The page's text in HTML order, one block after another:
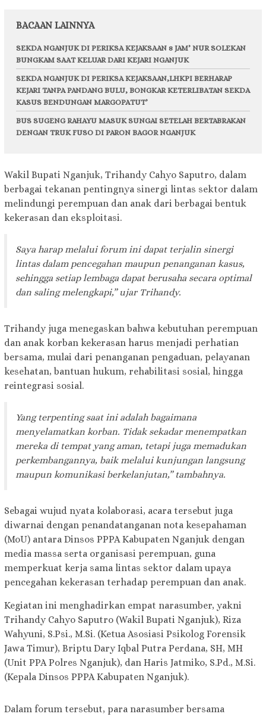
BACAAN LAINNYA
SEKDA NGANJUK DI PERIKSA KEJAKSAAN 8 JAM’ NUR SOLEKAN
BUNGKAM SAAT KELUAR DARI KEJARI NGANJUK
SEKDA NGANJUK DI PERIKSA KEJAKSAAN,LHKPI BERHARAP
KEJARI TANPA PANDANG BULU, BONGKAR KETERLIBATAN SEKDA
KASUS BENDUNGAN MARGOPATUT’
BUS SUGENG RAHAYU MASUK SUNGAI SETELAH BERTABRAKAN
DENGAN TRUK FUSO DI PARON BAGOR NGANJUK
Wakil Bupati Nganjuk, Trihandy Cahyo Saputro, dalam
berbagai tekanan pentingnya sinergi lintas sektor dalam
melindungi perempuan dan anak dari berbagai bentuk
kekerasan dan eksploitasi.
Saya harap melalui forum ini dapat terjalin sinergi
lintas dalam pencegahan maupun penanganan kasus,
sehingga setiap lembaga dapat berusaha secara optimal
dan saling melengkapi,” ujar Trihandy.
Trihandy juga menegaskan bahwa kebutuhan perempuan
dan anak korban kekerasan harus menjadi perhatian
bersama, mulai dari penanganan pengaduan, pelayanan
kesehatan, bantuan hukum, rehabilitasi sosial, hingga
reintegrasi sosial.
Yang terpenting saat ini adalah bagaimana
menyelamatkan korban. Tidak sekadar menempatkan
mereka di tempat yang aman, tetapi juga memadukan
perkembangannya, baik melalui kunjungan langsung
maupun komunikasi berkelanjutan,” tambahnya.
Sebagai wujud nyata kolaborasi, acara tersebut juga
diwarnai dengan penandatanganan nota kesepahaman
(MoU) antara Dinsos PPPA Kabupaten Nganjuk dengan
media massa serta organisasi perempuan, guna
memperkuat kerja sama lintas sektor dalam upaya
pencegahan kekerasan terhadap perempuan dan anak.
Kegiatan ini menghadirkan empat narasumber, yakni
Trihandy Cahyo Saputro (Wakil Bupati Nganjuk), Riza
Wahyuni, S.Psi., M.Si. (Ketua Asosiasi Psikolog Forensik
Jawa Timur), Briptu Dary Iqbal Putra Perdana, SH, MH
(Unit PPA Polres Nganjuk), dan Haris Jatmiko, S.Pd., M.Si.
(Kepala Dinsos PPPA Kabupaten Nganjuk).
Dalam forum tersebut, para narasumber bersama